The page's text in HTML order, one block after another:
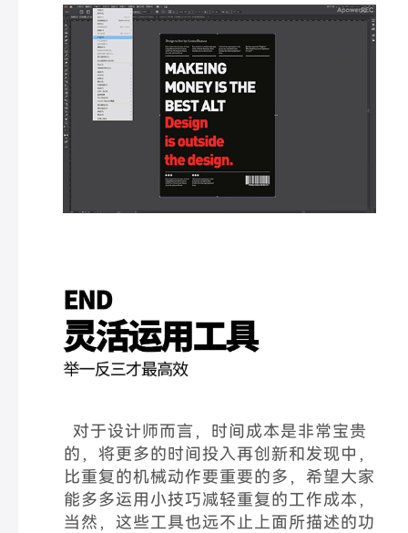
对于设计师而言，时间成本是非常宝贵
的，将更多的时间投入再创新和发现中，
比重复的机械动作要重要的多，希望大家
能多多运用小技巧减轻重复的工作成本，
当然，这些工具也远不止上面所描述的功